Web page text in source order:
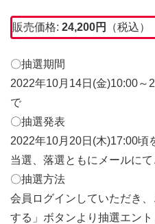
販売価格: 24,200円 （税込）
〇抽選期間
2022年10月14日(金)10:00～
で
〇抽選発表
2022年10月20日(木)17:00頃
当選、落選ともにメールにて
〇抽選方法
会員ログインしていただき
する」ボタンより抽選エン